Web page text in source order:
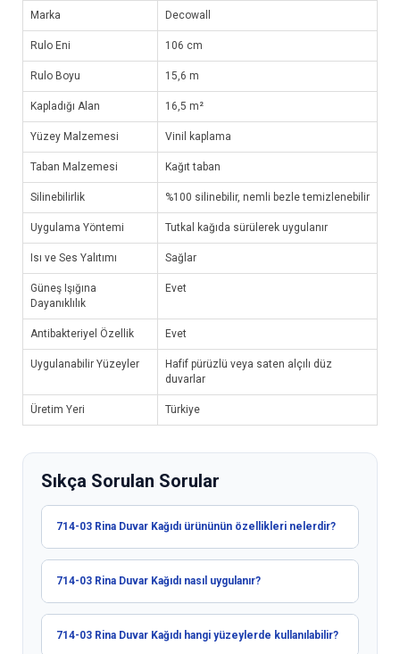
Marka Decowall
Rulo Eni 106 cm
Rulo Boyu 15,6 m
Kapladığı Alan 16,5 m²
Yüzey Malzemesi Vinil kaplama
Taban Malzemesi Kağıt taban
Silinebilirlik %100 silinebilir, nemli bezle temizlenebilir
Uygulama Yöntemi Tutkal kağıda sürülerek uygulanır
Isı ve Ses Yalıtımı Sağlar
Güneş Işığına
Dayanıklılık
Evet
Antibakteriyel Özellik Evet
Uygulanabilir Yüzeyler
Hafif pürüzlü veya saten alçılı düz
duvarlar
Üretim Yeri Türkiye
Sıkça Sorulan Sorular
714-03 Rina Duvar Kağıdı ürününün özellikleri nelerdir?
714-03 Rina Duvar Kağıdı nasıl uygulanır?
714-03 Rina Duvar Kağıdı hangi yüzeylerde kullanılabilir?